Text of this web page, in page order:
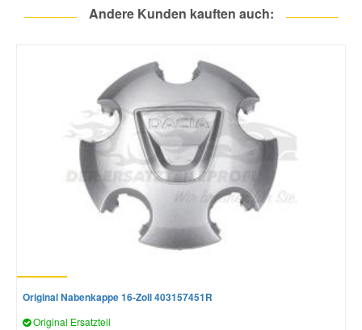
Andere Kunden kauften auch:
Original Nabenkappe 16-Zoll 403157451R
Original Ersatzteil